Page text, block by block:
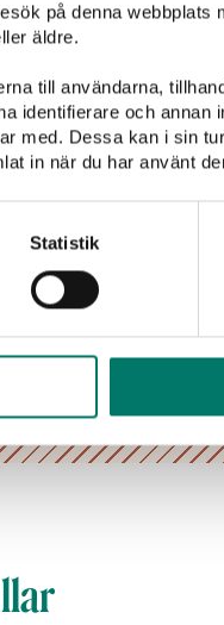
på denna webbplats
äldre.
till användarna,
identifierare och annan
med. Dessa kan i sin
in när du har använt
Statistik
Jag har tagit del av